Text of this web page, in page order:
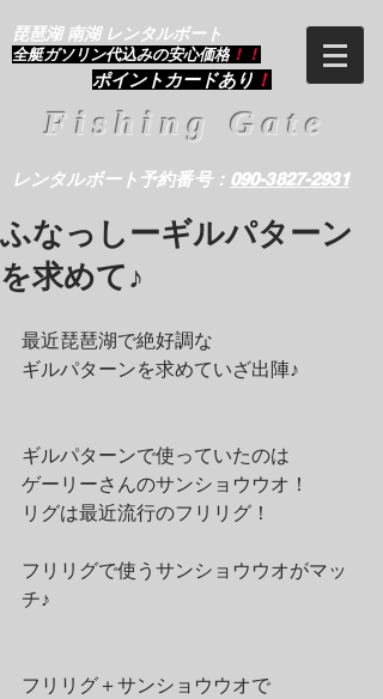
琵琶湖 南湖 レンタルボート
​全艇ガソリン代込みの安心価格 ！！
ポイントカードあり ！
Fishing Gate
レンタルボート予約番号： 090-3827-2931
ふなっしーギルパターン
を求めて♪
最近琵琶湖で絶好調な
ギルパターンを求めていざ出陣♪
ギルパターンで使っていたのは
ゲーリーさんのサンショウウオ！
リグは最近流行のフリリグ！
フリリグで使うサンショウウオがマッ
チ♪
フリリグ＋サンショウウオで